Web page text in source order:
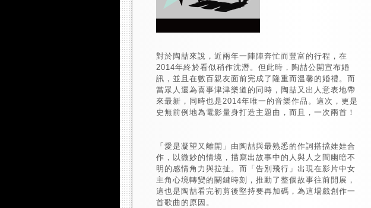
對於陶喆來說，近兩年一陣陣奔忙而豐富的行程，在
2014年終於看似稍作沈潛。但此時，陶喆公開宣布婚
訊，並且在數百親友面前完成了隆重而溫馨的婚禮。而
當眾人還為喜事津津樂道的同時，陶喆又出人意表地帶
來最新，同時也是2014年唯一的音樂作品。這次，更是
史無前例地為電影量身打造主題曲，而且，一次兩首！
「愛是凝望又離開」由陶喆與最熟悉的作詞搭擋娃娃合
作，以微妙的情境，描寫出故事中的人與人之間幽暗不
明的感情角力與拉扯。而「告別飛行」出現在影片中女
主角心境轉變的關鍵時刻，推動了整個故事往前開展，
這也是陶喆看完初剪後堅持要再加碼，為這場戲創作一
首歌曲的原因。